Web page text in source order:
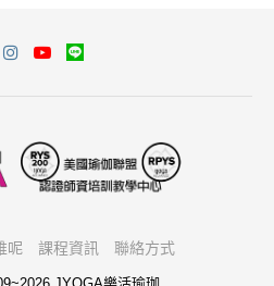
呢 課程資訊 聯絡方式
JYOGA樂活瑜珈